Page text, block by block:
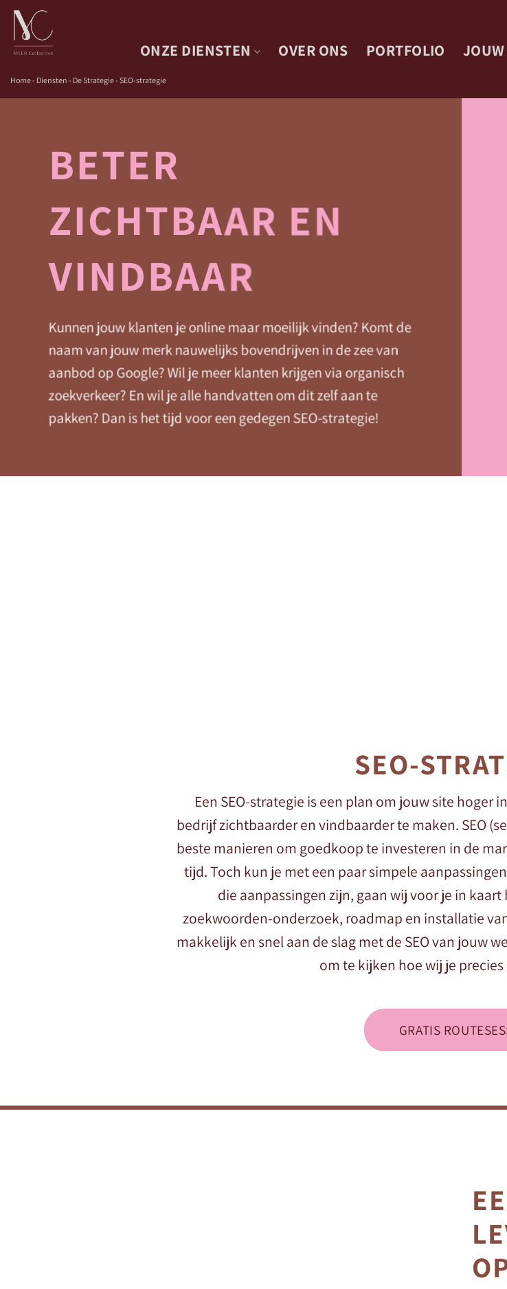
Skip
content
ONZE DIENSTEN OVER ONS PORTFOLIO
Home- Diensten - De Strategie - SEO-strategie
BETER
ZICHTBAAR EN
VINDBAAR
Kunnen jouw klanten je online maar moeilijk vinden? Komt de
naam van jouw merk nauwelijks bovendrijven in de zee van
aanbod op Google? Wil je meer klanten krijgen via organisch
zoekverkeer? En wil je alle handvatten om dit zelf aan te
pakken? Dan is het tijd voor een gedegen SEO-strategie!
SEO-
Een SEO-strategie is een plan om jouw site hoger
bedrijf zichtbaarder en vindbaarder te maken. SEO
beste manieren om goedkoop te investeren in de
tijd. Toch kun je met een paar simpele
die aanpassingen zijn, gaan wij voor je in kaart
zoekwoorden-onderzoek, roadmap en installatie
makkelijk en snel aan de slag met de SEO van jouw
om te kijken hoe wij je
GRATIS